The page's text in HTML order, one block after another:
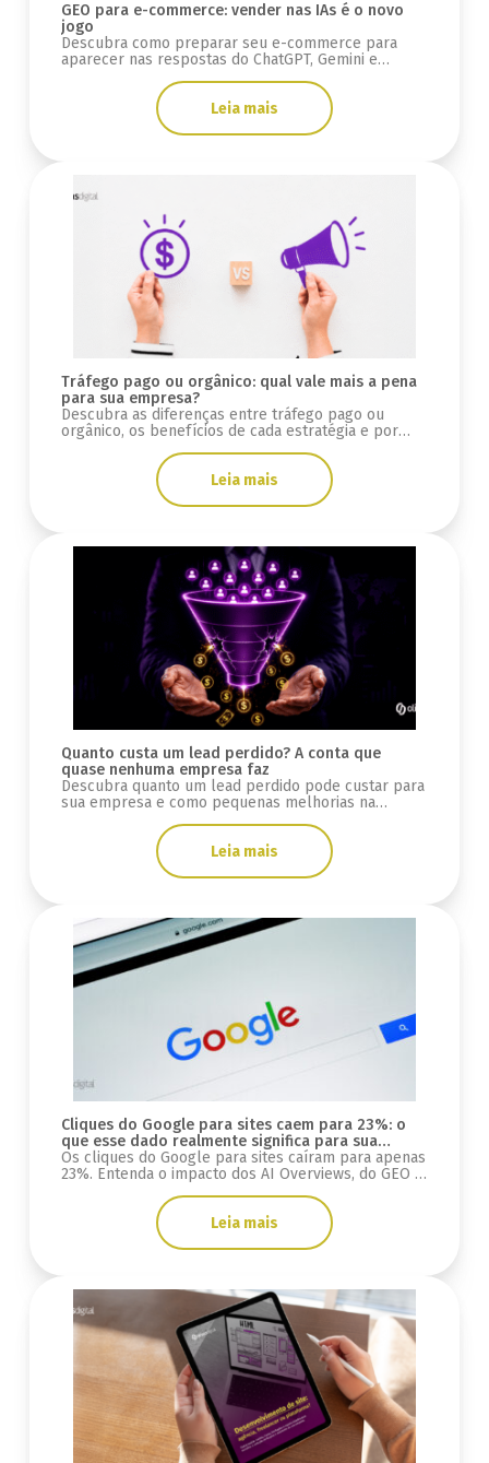
GEO para e-commerce: vender nas IAs é o novo
jogo
Descubra como preparar seu e-commerce para
aparecer nas respostas do ChatGPT, Gemini e
Leia mais
Tráfego pago ou orgânico: qual vale mais a pena
para sua empresa?
Descubra as diferenças entre tráfego pago ou
orgânico, os benefícios de cada estratégia e por
Leia mais
Quanto custa um lead perdido? A conta que
quase nenhuma empresa faz
Descubra quanto um lead perdido pode custar para
sua empresa e como pequenas melhorias na
Leia mais
Cliques do Google para sites caem para 23%: o
que esse dado realmente significa para sua
estratégia digital?
Os cliques do Google para sites caíram para apenas
23%. Entenda o impacto dos AI Overviews, do GEO e
Leia mais